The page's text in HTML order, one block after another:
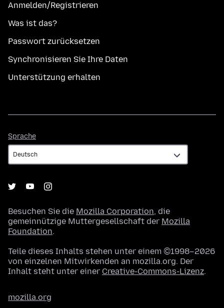
Anmelden/Registrieren
Was ist das?
Passwort zurücksetzen
Synchronisieren Sie Ihre Daten
Unterstützung erhalten
Sprache
Besuchen Sie die Mozilla Corporation, die
gemeinnützige Muttergesellschaft der Mozilla
Foundation.
Teile dieses Inhalts stehen unter einem ©1998–2026
von einzelnen Mitwirkenden an mozilla.org. Der
Inhalt steht unter einer Creative-Commons-Lizenz.
mozilla.org